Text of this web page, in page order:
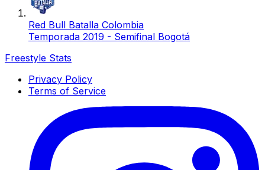
Red Bull Batalla Colombia
Temporada 2019 - Semifinal Bogotá
Freestyle Stats
Privacy Policy
Terms of Service